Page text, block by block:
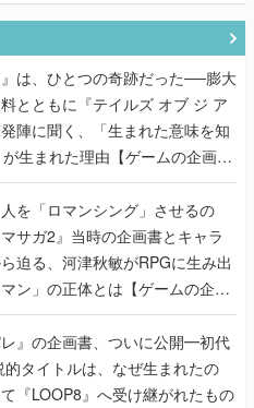
』は、ひとつの奇跡だった──膨大
とともに『テイルズ オブ ジ ア
陣に聞く、「生まれた意味を知
生まれた理由【ゲームの企画
を「ロマンシング」させるの
サガ2』当時の企画書とキャラ
迫る、河津秋敏がRPGに生み出
ン」の正体とは【ゲームの企画
レ』の企画書、ついに公開━初代
的タイトルは、なぜ生まれたの
『LOOP8』へ受け継がれたもの